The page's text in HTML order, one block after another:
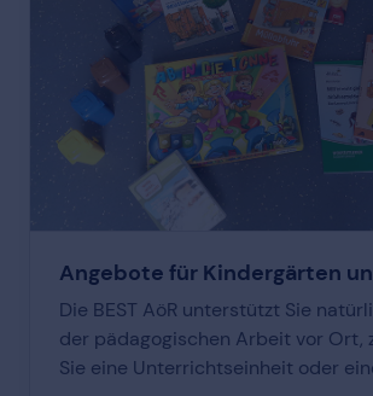
zu begeistern.
Angebote für Kindergärten
Die BEST AöR unterstützt Sie
der pädagogischen Arbeit vor Ort,
Sie eine Unterrichtseinheit oder